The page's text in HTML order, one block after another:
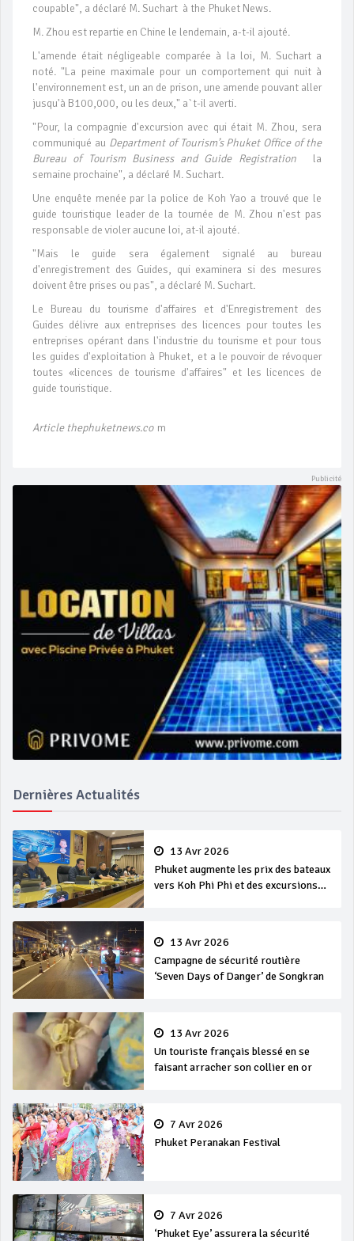
coupable", a déclaré M. Suchart à the Phuket News.
M. Zhou est repartie en Chine le lendemain, a-t-il ajouté.
L'amende était négligeable comparée à la loi, M. Suchart a
noté. "La peine maximale pour un comportement qui nuit à
l'environnement est, un an de prison, une amende pouvant aller
jusqu'à B100,000, ou les deux," a`t-il averti.
"Pour, la compagnie d'excursion avec qui était M. Zhou, sera
communiqué au Department of Tourism’s Phuket Office of the
Bureau of Tourism Business and Guide Registration
la
semaine prochaine", a déclaré M. Suchart.
Une enquête menée par la police de Koh Yao a trouvé que le
guide touristique leader de la tournée de M. Zhou n'est pas
responsable de violer aucune loi, at-il ajouté.
"Mais le guide sera également signalé au bureau
d'enregistrement des Guides, qui examinera si des mesures
doivent être prises ou pas", a déclaré M. Suchart.
Le Bureau du tourisme d'affaires et d'Enregistrement des
Guides délivre aux entreprises des licences pour toutes les
entreprises opérant dans l'industrie du tourisme et pour tous
les guides d'exploitation à Phuket, et a le pouvoir de révoquer
toutes «licences de tourisme d'affaires" et les licences de
guide touristique.
Article thephuketnews.co m
Dernières Actualités
13 Avr 2026
Phuket augmente les prix des bateaux
vers Koh Phi Phi et des excursions
13 Avr 2026
Campagne de sécurité routière
‘Seven Days of Danger’ de Songkran
13 Avr 2026
Un touriste français blessé en se
faisant arracher son collier en or
7 Avr 2026
Phuket Peranakan Festival
7 Avr 2026
‘Phuket Eye’ assurera la sécurité